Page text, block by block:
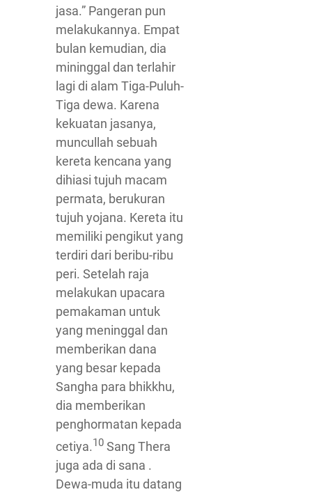
jasa.” Pangeran pun
melakukannya. Empat
bulan kemudian, dia
mininggal dan terlahir
lagi di alam Tiga-Puluh-
Tiga dewa. Karena
kekuatan jasanya,
muncullah sebuah
kereta kencana yang
dihiasi tujuh macam
permata, berukuran
tujuh yojana. Kereta itu
memiliki pengikut yang
terdiri dari beribu-ribu
peri. Setelah raja
melakukan upacara
pemakaman untuk
yang meninggal dan
memberikan dana
yang besar kepada
Sangha para bhikkhu,
dia memberikan
penghormatan kepada
cetiya.10 Sang Thera
juga ada di sana .
Dewa-muda itu datang